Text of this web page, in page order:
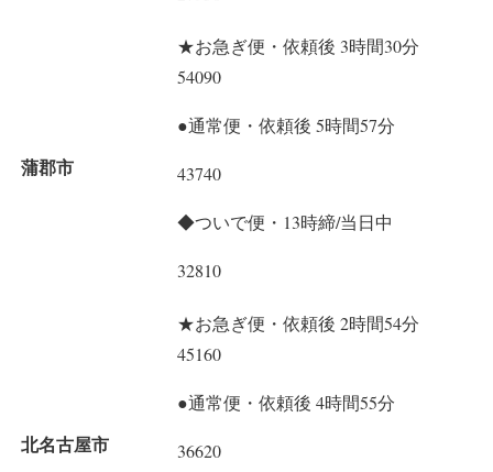
蒲郡市
★お急ぎ便・依頼後 3時間30分
54090
●通常便・依頼後 5時間57分
43740
◆ついで便・13時締/当日中
32810
北名古屋市
★お急ぎ便・依頼後 2時間54分
45160
●通常便・依頼後 4時間55分
36620